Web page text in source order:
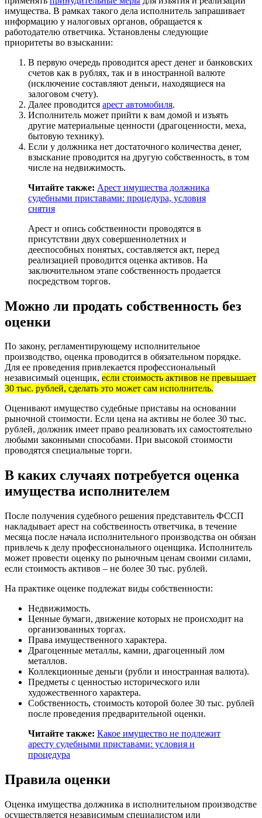
имущества. В рамках такого дела исполнитель запрашивает
информацию у налоговых органов, обращается к
работодателю ответчика. Установлены следующие
приоритеты во взыскании:
В первую очередь проводится арест денег и банковских
счетов как в рублях, так и в иностранной валюте
(исключение составляют деньги, находящиеся на
залоговом счету).
Далее проводится арест автомобиля.
Исполнитель может прийти к вам домой и изъять
другие материальные ценности (драгоценности, меха,
бытовую технику).
Если у должника нет достаточного количества денег,
взыскание проводится на другую собственность, в том
числе на недвижимость.
Читайте также: Арест имущества должника
судебными приставами: процедура, условия
снятия
Арест и опись собственности проводятся в
присутствии двух совершеннолетних и
дееспособных понятых, составляется акт, перед
реализацией проводится оценка активов. На
заключительном этапе собственность продается
посредством торгов.
Можно ли продать собственность без
оценки
По закону, регламентирующему исполнительное
производство, оценка проводится в обязательном порядке.
Для ее проведения привлекается профессиональный
независимый оценщик, если стоимость активов не превышает
30 тыс. рублей, сделать это может сам исполнитель.
Оценивают имущество судебные приставы на основании
рыночной стоимости. Если цена на активы не более 30 тыс.
рублей, должник имеет право реализовать их самостоятельно
любыми законными способами. При высокой стоимости
проводятся специальные торги.
В каких случаях потребуется оценка
имущества исполнителем
После получения судебного решения представитель ФССП
накладывает арест на собственность ответчика, в течение
месяца после начала исполнительного производства он обязан
привлечь к делу профессионального оценщика. Исполнитель
может провести оценку по рыночным ценам своими силами,
если стоимость активов – не более 30 тыс. рублей.
На практике оценке подлежат виды собственности:
Недвижимость.
Ценные бумаги, движение которых не происходит на
организованных торгах.
Права имущественного характера.
Драгоценные металлы, камни, драгоценный лом
металлов.
Коллекционные деньги (рубли и иностранная валюта).
Предметы с ценностью исторического или
художественного характера.
Собственность, стоимость которой более 30 тыс. рублей
после проведения предварительной оценки.
Читайте также: Какое имущество не подлежит
аресту судебными приставами: условия и
процедура
Правила оценки
Оценка имущества должника в исполнительном производстве
осуществляется независимым специалистом или